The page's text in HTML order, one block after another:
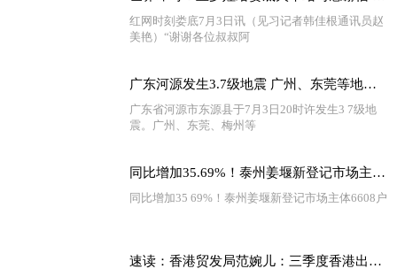
红网时刻娄底7月3日讯（见习记者韩佳根通讯员赵
美艳）“谢谢各位叔叔阿
广东河源发生3.7级地震 广州、东莞等地有震感
广东省河源市东源县于7月3日20时许发生3 7级地
震。广州、东莞、梅州等
同比增加35.69%！泰州姜堰新登记市场主体6608户
同比增加35 69%！泰州姜堰新登记市场主体6608户
速读：香港贸发局范婉儿：三季度香港出口有望止跌回升 出口信心进一步回暖